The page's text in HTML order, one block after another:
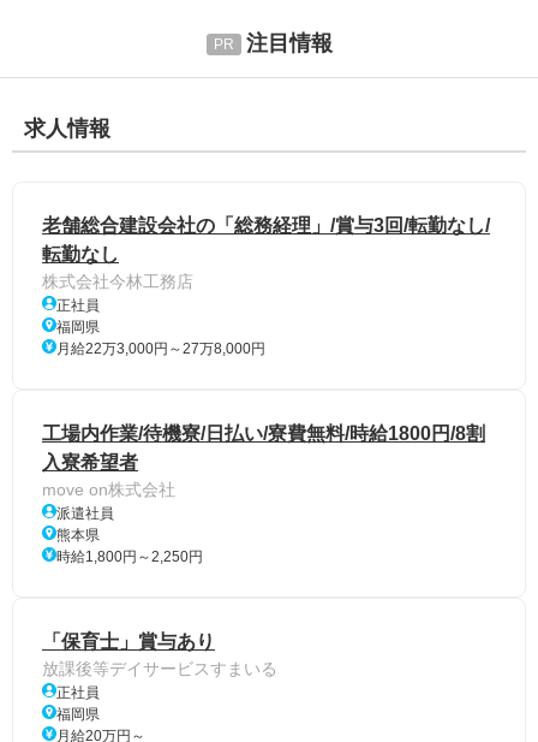
注目情報
求人情報
老舗総合建設会社の「総務経理」/賞与3回/転勤なし/
転勤なし
株式会社今林工務店
正社員
福岡県
月給22万3,000円～27万8,000円
工場内作業/待機寮/日払い/寮費無料/時給1800円/8割
入寮希望者
move on株式会社
派遣社員
熊本県
時給1,800円～2,250円
「保育士」賞与あり
放課後等デイサービスすまいる
正社員
福岡県
月給20万円～